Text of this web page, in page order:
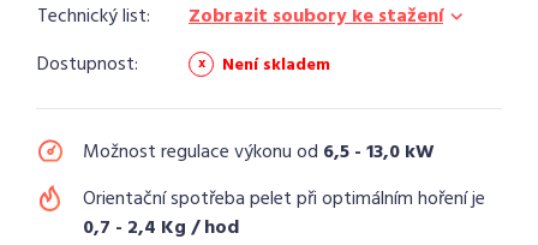
Technický list:
Zobrazit soubory ke stažení
Dostupnost:
Není skladem
Možnost regulace výkonu od 6,5 - 13,0 kW
Orientační spotřeba pelet při optimálním hoření je
0,7 - 2,4 Kg / hod